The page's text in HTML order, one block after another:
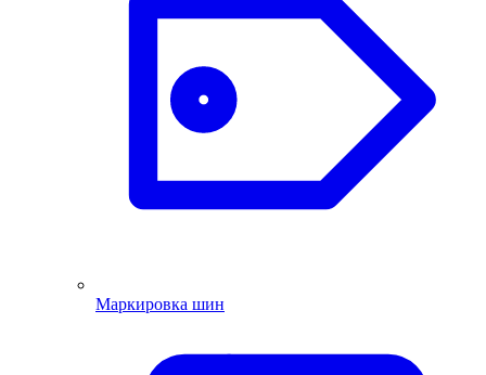
Маркировка шин